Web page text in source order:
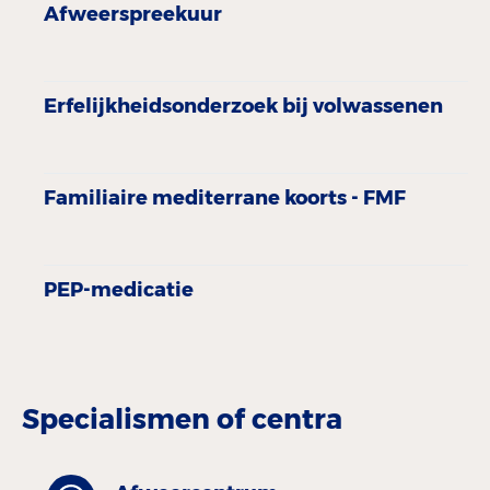
Afweerspreekuur
Erfelijkheidsonderzoek bij volwassenen
Familiaire mediterrane koorts - FMF
PEP-medicatie
Specialismen of centra